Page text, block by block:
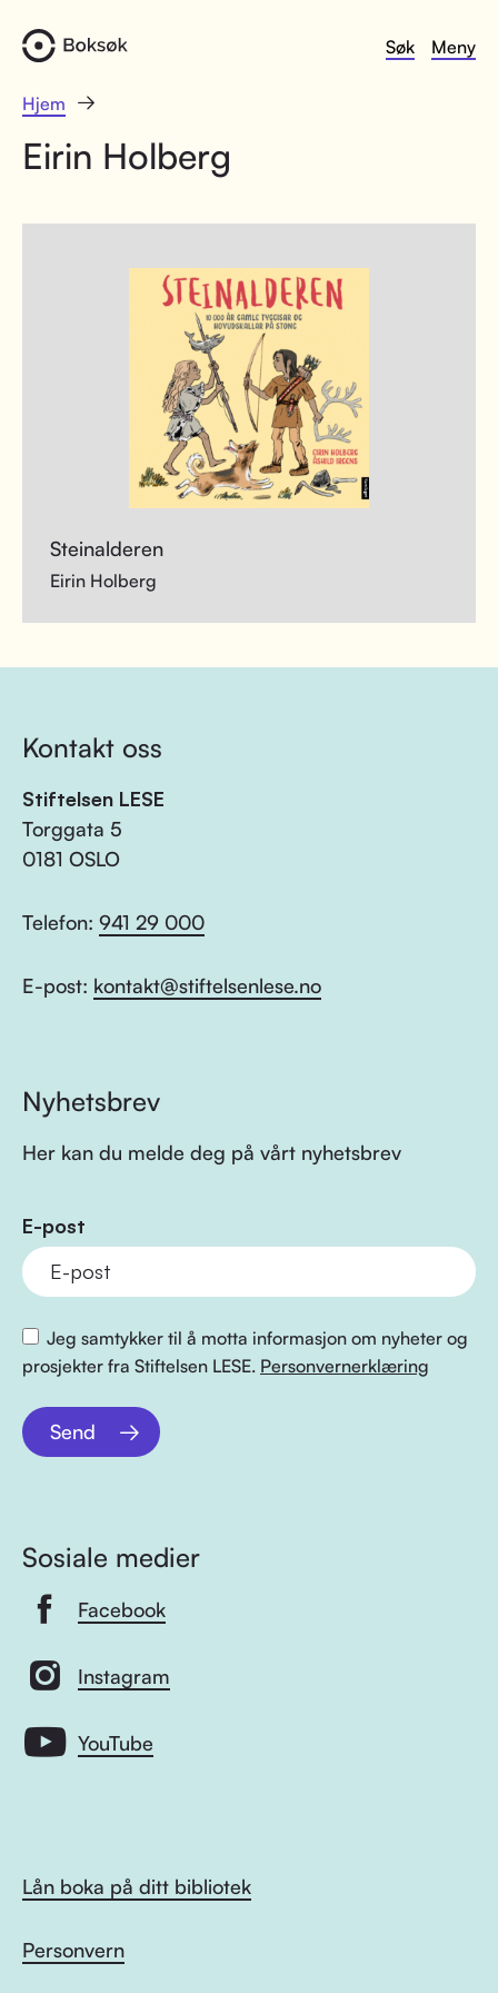
Søk Meny
Hjem
Eirin Holberg
Steinalderen
Eirin Holberg
Kontakt oss
Stiftelsen LESE
Torggata 5
0181 OSLO
Telefon: 941 29 000
E-post: kontakt@stiftelsenlese.no
Nyhetsbrev
Her kan du melde deg på vårt nyhetsbrev
E-post
Jeg samtykker til å motta informasjon om nyheter og
prosjekter fra Stiftelsen LESE. Personvernerklæring
Send
Sosiale medier
Facebook
Instagram
YouTube
Lån boka på ditt bibliotek
Personvern